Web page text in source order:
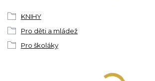
KNIHY
Pro děti a mládež
Pro školáky